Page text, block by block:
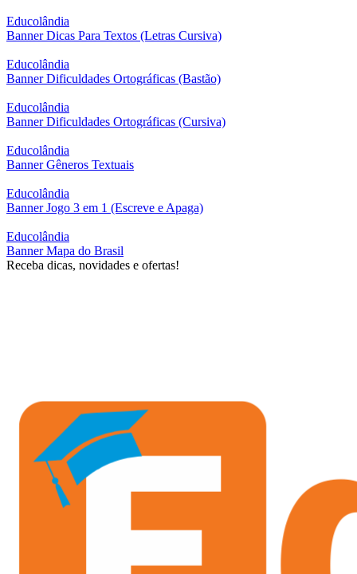
Educolândia
Banner Dicas Para Textos (Letras Cursiva)
Educolândia
Banner Dificuldades Ortográficas (Bastão)
Educolândia
Banner Dificuldades Ortográficas (Cursiva)
Educolândia
Banner Gêneros Textuais
Educolândia
Banner Jogo 3 em 1 (Escreve e Apaga)
Educolândia
Banner Mapa do Brasil
Receba dicas, novidades e ofertas!